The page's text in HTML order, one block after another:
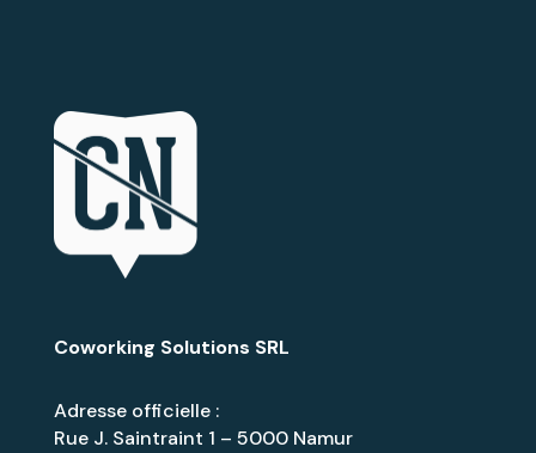
Coworking Solutions SRL
Adresse officielle :
Rue J. Saintraint 1 – 5000 Namur